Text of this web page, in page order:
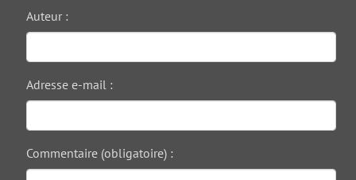
Auteur :
Adresse e-mail :
Commentaire (obligatoire) :